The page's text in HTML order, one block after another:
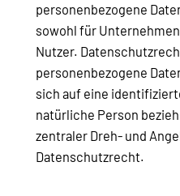
personenbezogene
sowohl für
Nutzer.
personenbezogene
sich auf eine
natürliche Person
zentraler Dreh- und
Datenschutzrecht.